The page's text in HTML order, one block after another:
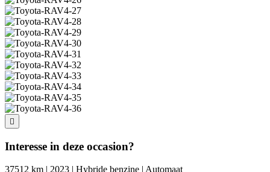
Interesse in deze occasion?
37512 km | 2023 | Hybride benzine | Automaat